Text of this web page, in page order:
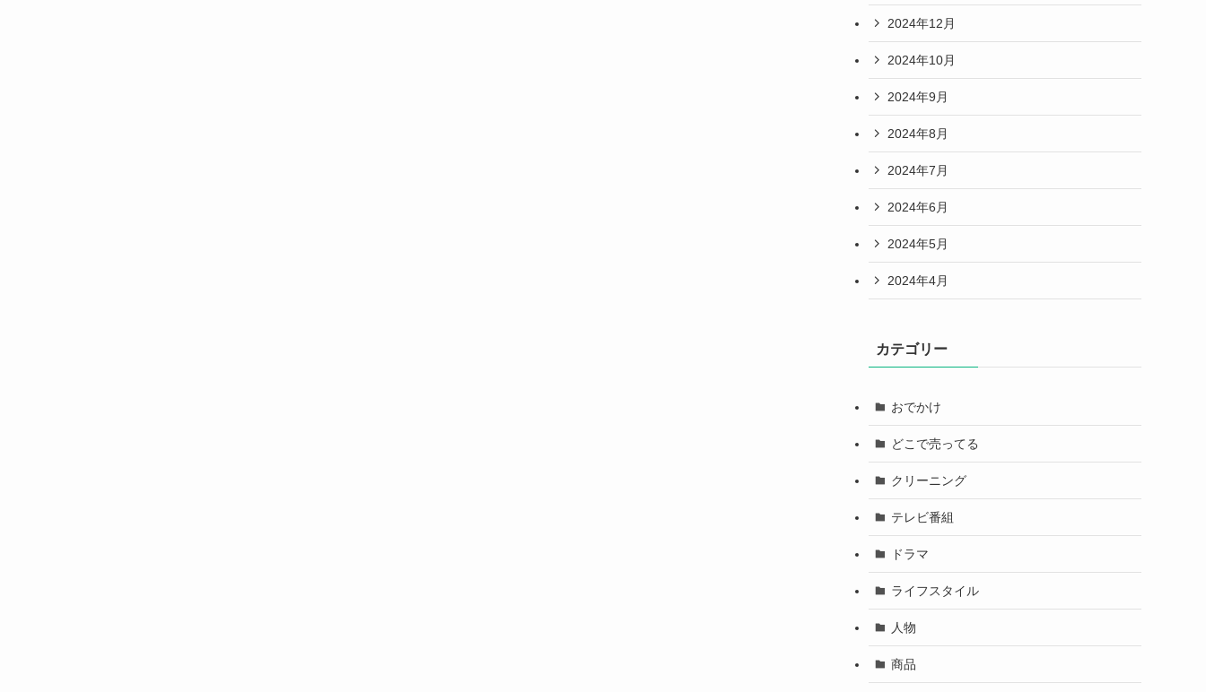
2024年12月
2024年10月
2024年9月
2024年8月
2024年7月
2024年6月
2024年5月
2024年4月
カテゴリー
おでかけ
どこで売ってる
クリーニング
テレビ番組
ドラマ
ライフスタイル
人物
商品